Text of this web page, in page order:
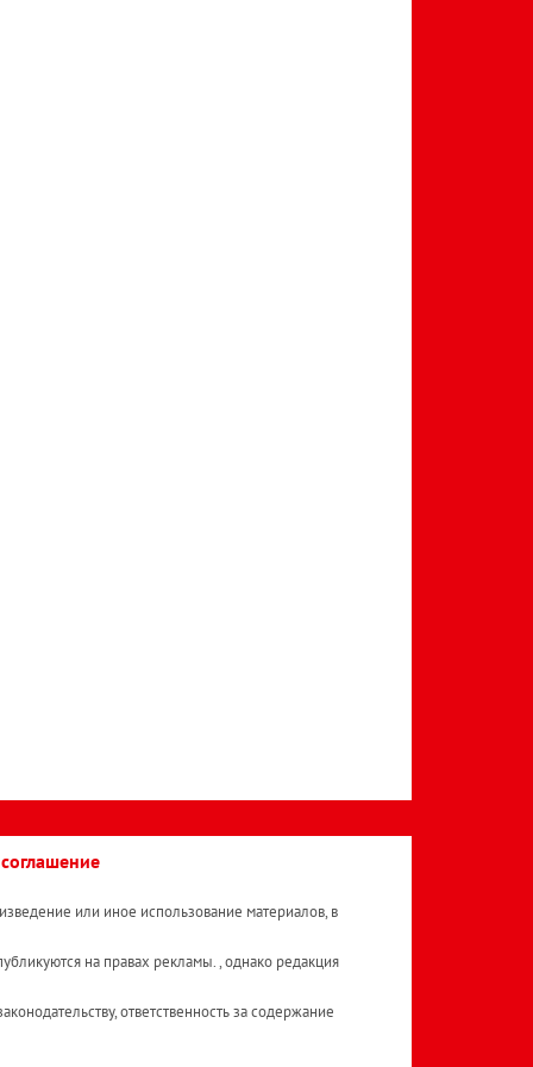
или иное использование материалов, в
на правах рекламы. , однако редакция
ответственность за содержание